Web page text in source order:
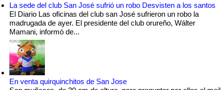
La sede del club San José sufrió un robo Desvisten a los santos
El Diario Las oficinas del club san José sufrieron un robo la
madrugada de ayer. El presidente del club orureño, Wálter
Mamani, informó de...
En venta quirquinchitos de San Jose